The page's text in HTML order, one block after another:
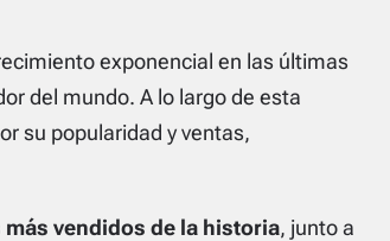
exponencial en las últimas
del mundo. A lo largo de esta
su popularidad y ventas,
vendidos de la historia, junto a